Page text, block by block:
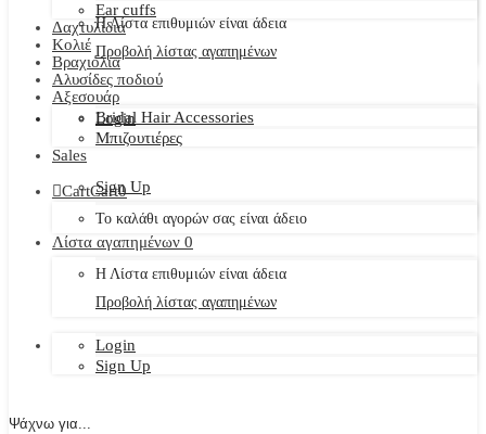
Η Λίστα επιθυμιών είναι άδεια
Προβολή λίστας αγαπημένων
Login
Sign Up
Ear cuffs
Δαχτυλίδια
Κολιέ
Βραχιόλια
Αλυσίδες ποδιού
Αξεσουάρ
Bridal Hair Accessories
Μπιζουτιέρες
Sales
CartCart0
Το καλάθι αγορών σας είναι άδειο
Λίστα αγαπημένων 0
Η Λίστα επιθυμιών είναι άδεια
Προβολή λίστας αγαπημένων
Login
Sign Up